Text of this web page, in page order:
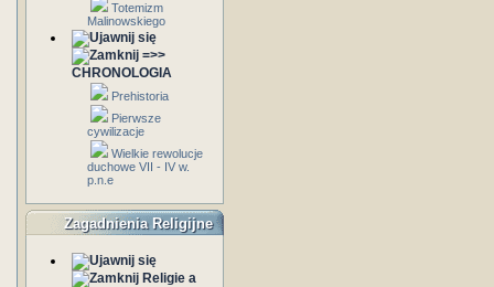
Totemizm
Malinowskiego
=>>
CHRONOLOGIA
Prehistoria
Pierwsze
cywilizacje
Wielkie rewolucje
duchowe VII - IV w.
p.n.e
Zagadnienia Religijne
Religie a